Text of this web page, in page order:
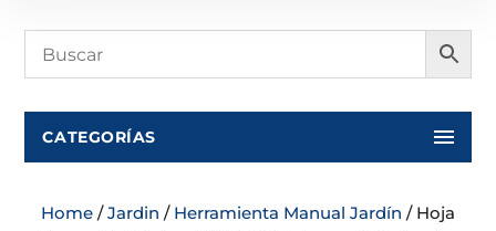
CATEGORÍAS
Home /Jardin / Herramienta Manual Jardín / Hoja